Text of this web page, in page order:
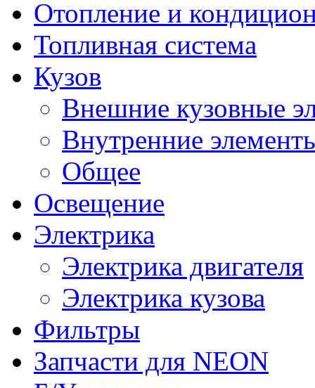
Отопление и
Топливная система
Кузов
Внешние кузовные
Внутренние
Общее
Освещение
Электрика
Электрика двигателя
Электрика кузова
Фильтры
Запчасти для NEON